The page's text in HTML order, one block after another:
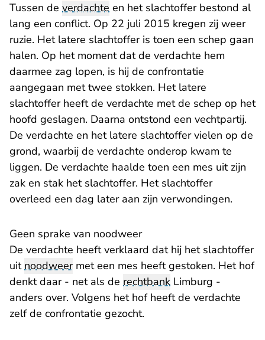
Tussen de verdachte en het slachtoffer bestond al
lang een conflict. Op 22 juli 2015 kregen zij weer
ruzie. Het latere slachtoffer is toen een schep gaan
halen. Op het moment dat de verdachte hem
daarmee zag lopen, is hij de confrontatie
aangegaan met twee stokken. Het latere
slachtoffer heeft de verdachte met de schep op het
hoofd geslagen. Daarna ontstond een vechtpartij.
De verdachte en het latere slachtoffer vielen op de
grond, waarbij de verdachte onderop kwam te
liggen. De verdachte haalde toen een mes uit zijn
zak en stak het slachtoffer. Het slachtoffer
overleed een dag later aan zijn verwondingen.
Geen sprake van noodweer
De verdachte heeft verklaard dat hij het slachtoffer
uitnoodweermet een mes heeft gestoken. Het hof
denkt daar - net als de rechtbank Limburg -
anders over. Volgens het hof heeft de verdachte
zelf de confrontatie gezocht.